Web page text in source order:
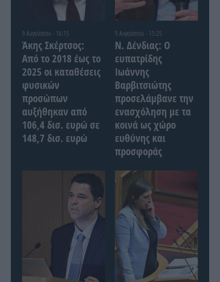
9 Αυγούστου - 16:15
Άκης Σκέρτσος:
Από το 2018 έως το
2025 οι καταθέσεις
φυσικών
προσώπων
αυξήθηκαν από
106,4 δισ. ευρώ σε
148,7 δισ. ευρώ
9 Αυγούστου - 15:25
Ν. Δένδιας: Ο
ευπατρίδης
Ιωάννης
Βαρβιτσιώτης
προσελάμβανε την
ενασχόληση με τα
κοινά ως χώρο
ευθύνης και
προσφοράς